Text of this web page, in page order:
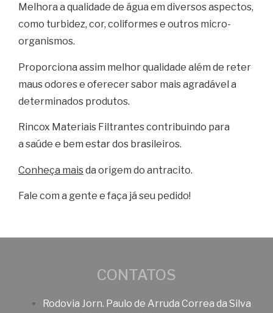
Melhora a qualidade de água em diversos aspectos,
como turbidez, cor, coliformes e outros micro-
organismos.
Proporciona assim melhor qualidade além de reter
maus odores e oferecer sabor mais agradável a
determinados produtos.
Rincox Materiais Filtrantes contribuindo para
a saúde e bem estar dos brasileiros.
Conheça maisda origem do antracito.
Fale com a gente e faça já seu pedido!
CONTATOS
Rodovia Jorn. Paulo de Arruda Correa da Silva